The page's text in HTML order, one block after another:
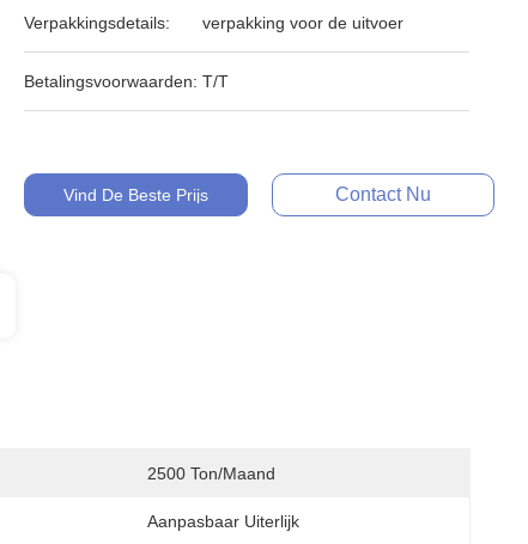
Verpakkingsdetails: verpakking voor de uitvoer
Betalingsvoorwaarden: T/T
Vind De Beste Prijs Contact Nu
2500 Ton/maand
Aanpasbaar Uiterlijk